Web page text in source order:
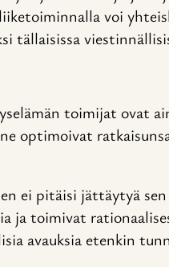
voi
tällaisissa
toimijat ovat
optimoivat
ei pitäisi jättäytyä
ja toimivat
avauksia etenkin